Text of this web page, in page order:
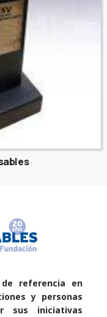
referencia en
y personas
sus iniciativas